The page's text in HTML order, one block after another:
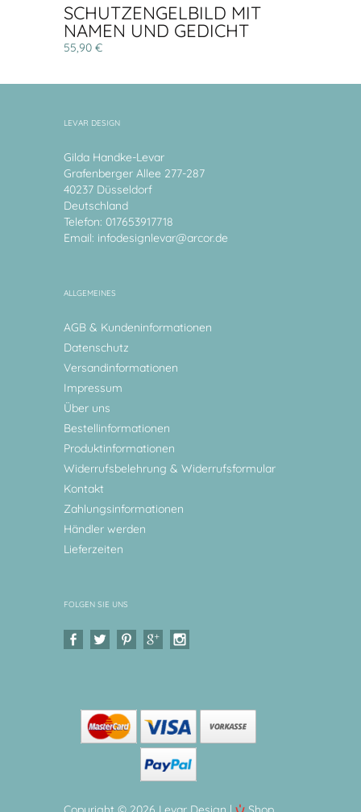
SCHUTZENGELBILD MIT
NAMEN UND GEDICHT
55,90 €
LEVAR DESIGN
Gilda Handke-Levar
Grafenberger Allee 277-287
40237 Düsseldorf
Deutschland
Telefon: 017653917718
Email: infodesignlevar@arcor.de
ALLGEMEINES
AGB & Kundeninformationen
Datenschutz
Versandinformationen
Impressum
Über uns
Bestellinformationen
Produktinformationen
Widerrufsbelehrung & Widerrufsformular
Kontakt
Zahlungsinformationen
Händler werden
Lieferzeiten
FOLGEN SIE UNS